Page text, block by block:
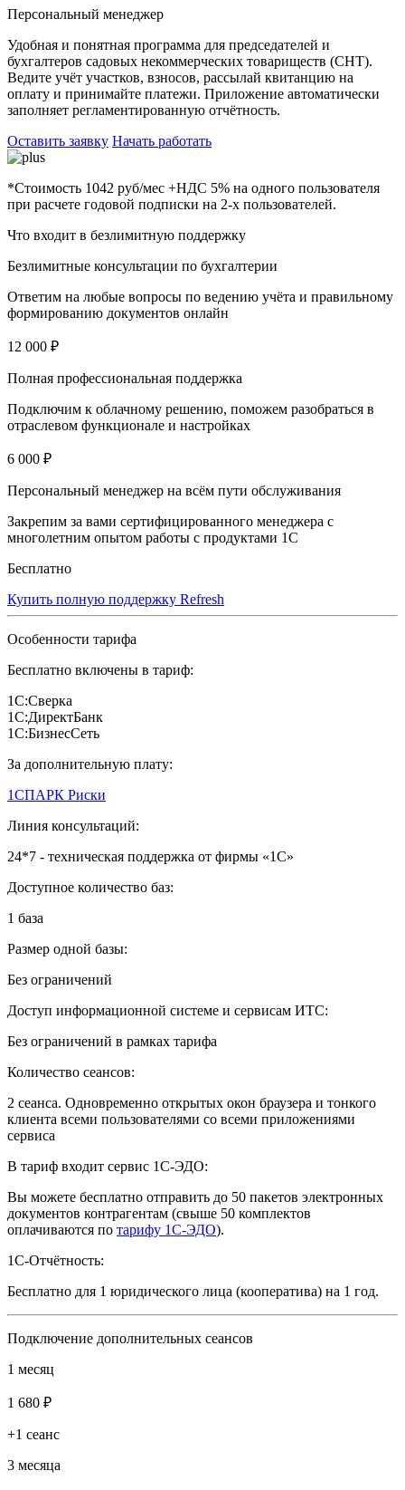
Персональный менеджер
Удобная и понятная программа для председателей и
бухгалтеров садовых некоммерческих товариществ (СНТ).
Ведите учёт участков, взносов, рассылай квитанцию на
оплату и принимайте платежи. Приложение автоматически
заполняет регламентированную отчётность.
Оставить заявку Начать работать
*Стоимость 1042 руб/мес +НДС 5% на одного пользователя
при расчете годовой подписки на 2-х пользователей.
Что входит в безлимитную поддержку
Безлимитные консультации по бухгалтерии
Ответим на любые вопросы по ведению учёта и правильному
формированию документов онлайн
12 000 ₽
Полная профессиональная поддержка
Подключим к облачному решению, поможем разобраться в
отраслевом функционале и настройках
6 000 ₽
Персональный менеджер на всём пути обслуживания
Закрепим за вами сертифицированного менеджера с
многолетним опытом работы с продуктами 1С
Бесплатно
Купить полную поддержку Refresh
Особенности тарифа
Бесплатно включены в тариф:
1С:Сверка
1С:ДиректБанк
1С:БизнесСеть
За дополнительную плату:
1СПАРК Риски
Линия консультаций:
24*7 - техническая поддержка от фирмы «1С»
Доступное количество баз:
1 база
Размер одной базы:
Без ограничений
Доступ информационной системе и сервисам ИТС:
Без ограничений в рамках тарифа
Количество сеансов:
2 сеанса. Одновременно открытых окон браузера и тонкого
клиента всеми пользователями со всеми приложениями
сервиса
В тариф входит сервис 1С-ЭДО:
Вы можете бесплатно отправить до 50 пакетов электронных
документов контрагентам (свыше 50 комплектов
оплачиваются по тарифу 1С-ЭДО).
1С-Отчётность:
Бесплатно для 1 юридического лица (кооператива) на 1 год.
Подключение дополнительных сеансов
1 месяц
1 680 ₽
+1 сеанс
3 месяца